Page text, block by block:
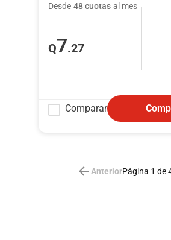
Desde 48 cuotas al mes
Q7.27
Comparar
AnteriorPágina 1 de